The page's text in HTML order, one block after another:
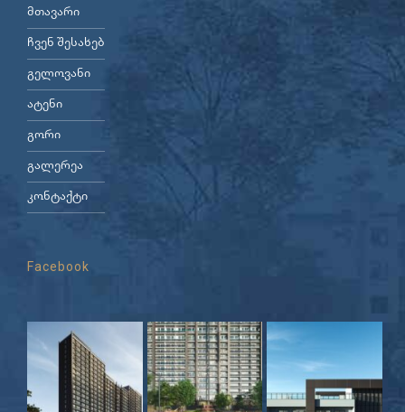
მთავარი
ჩვენ შესახებ
გელოვანი
ატენი
გორი
გალერეა
კონტაქტი
Facebook